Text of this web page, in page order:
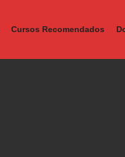
Cursos Recomendados